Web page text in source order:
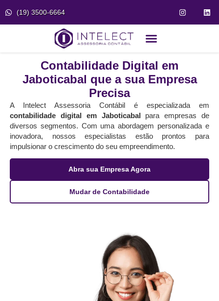
(19) 3500-6664
Contabilidade Digital em
Jaboticabal que a sua Empresa
Precisa
A Intelect Assessoria Contábil é especializada em
contabilidade digital em Jaboticabal para empresas de
diversos segmentos. Com uma abordagem personalizada e
inovadora, nossos especialistas estão prontos para
impulsionar o crescimento do seu empreendimento.
Abra sua Empresa Agora
Mudar de Contabilidade